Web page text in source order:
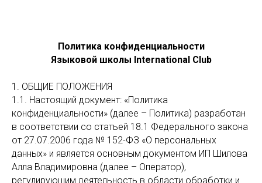
Политика конфиденциальности
Языковой школы International Club
1. ОБЩИЕ ПОЛОЖЕНИЯ
1.1. Настоящий документ: «Политика
конфиденциальности» (далее – Политика) разработан
в соответствии со статьей 18.1 Федерального закона
от 27.07.2006 года № 152-ФЗ «О персональных
данных» и является основным документом ИП Шилова
Алла Владимировна (далее – Оператор),
регулирующим деятельность в области обработки и